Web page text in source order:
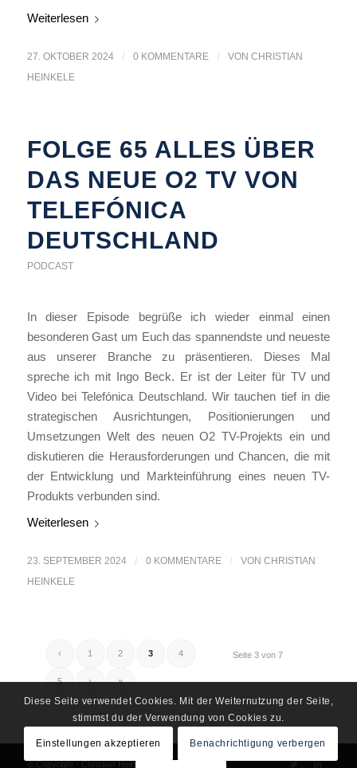
Weiterlesen
27. OKTOBER 2024 / 0 KOMMENTARE / VON CHRISTIAN
HEINKELE
FOLGE 65 ALLES ÜBER
DAS NEUE O2 TV VON
TELEFÓNICA
DEUTSCHLAND
PODCAST
In dieser Episode begrüße ich wieder einmal einen
besonderen Gast um Euch das spannendste und neueste
aus unserer Branche zu präsentieren. Dieses Mal
spreche ich mit Ingo Beck. Er ist der Leiter für TV und
Video bei Telefónica Deutschland. Wir tauchen tief in die
strategischen Ausrichtungen, Positionierungen und
Umsetzungen Welt des neuen O2 TV-Projekts ein und
diskutieren die Herausforderungen und Chancen, die mit
der Entwicklung und Markteinführung eines neuen TV-
Produkts verbunden sind.
Weiterlesen
23. SEPTEMBER 2024 / 0 KOMMENTARE / VON CHRISTIAN
HEINKELE
Seite 3 von 7
‹ 1 2 3 4
5 › »
© Copyright - Christian Heinkele
Diese Seite verwendet Cookies. Mit der Weiternutzung der Seite,
stimmst du der Verwendung von Cookies zu.
Einstellungen akzeptieren Benachrichtigung verbergen